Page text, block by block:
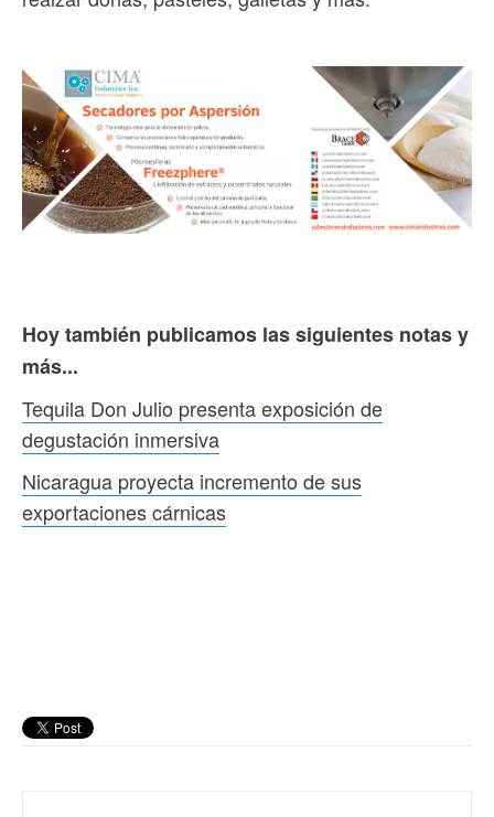
Hoy también publicamos las siguientes notas y
más...
Tequila Don Julio presenta exposición de
degustación inmersiva
Nicaragua proyecta incremento de sus
exportaciones cárnicas